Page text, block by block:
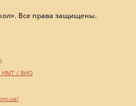
Все права защищены.
НМТ / ВНО